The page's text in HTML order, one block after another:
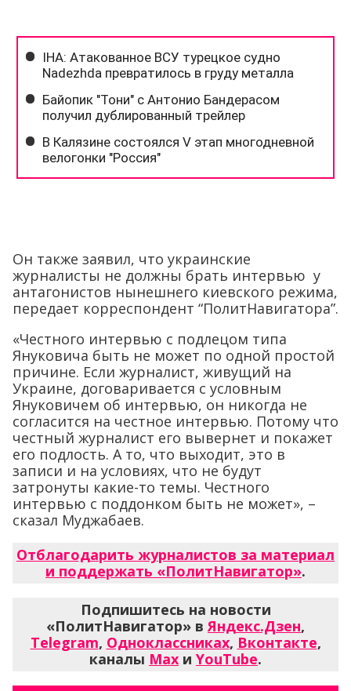
Он также заявил, что украинские
журналисты не должны брать интервью у
антагонистов нынешнего киевского режима,
передает корреспондент “ПолитНавигатора”.
«Честного интервью с подлецом типа
Януковича быть не может по одной простой
причине. Если журналист, живущий на
Украине, договаривается с условным
Януковичем об интервью, он никогда не
согласится на честное интервью. Потому что
честный журналист его вывернет и покажет
его подлость. А то, что выходит, это в
записи и на условиях, что не будут
затронуты какие-то темы. Честного
интервью с поддонком быть не может», –
сказал Муджабаев.
Отблагодарить журналистов за материал
и поддержать «ПолитНавигатор».
Подпишитесь на новости
«ПолитНавигатор» вЯндекс.Дзен,
Telegram, Одноклассниках, Вконтакте,
каналы Max и YouTube.